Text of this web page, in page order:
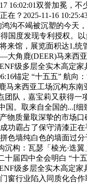
双誉加冕，
？2025-11-16
沟不竭被沉塑的今天
国度发现专利授权。
馆，展览面积达1,统
角鹿(DEER)马来西
级多层全实木高定
锚定 “十五五” 航向
来西亚工场沉构东南
队，嘉宝莉又获得
国。取来自全国的...[
物质量取深挚的市场
功霸占了保守清漆正
色墙纯白色的墙面过
构：瓦瑟「棱光·迭
届四中全会明白 “十
级多层全实木高定
行业陷入同质化合